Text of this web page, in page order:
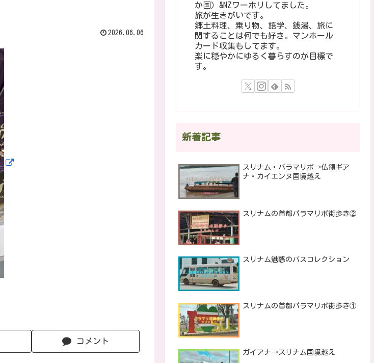
2026.06.06
コメント
か国）&NZワーホリしてました。
旅が生きがいです。
郷土料理、乗り物、語学、銭湯、旅に
関することは何でも好き。マンホール
カード収集もしてます。
楽に穏やかにゆるく暮らすのが目標で
す。
新着記事
スリナム・パラマリボ→仏領ギア
ナ・カイエンヌ国境越え
スリナムの首都パラマリボ街歩き②
スリナム魅惑のバスコレクション
スリナムの首都パラマリボ街歩き①
ガイアナ→スリナム国境越え